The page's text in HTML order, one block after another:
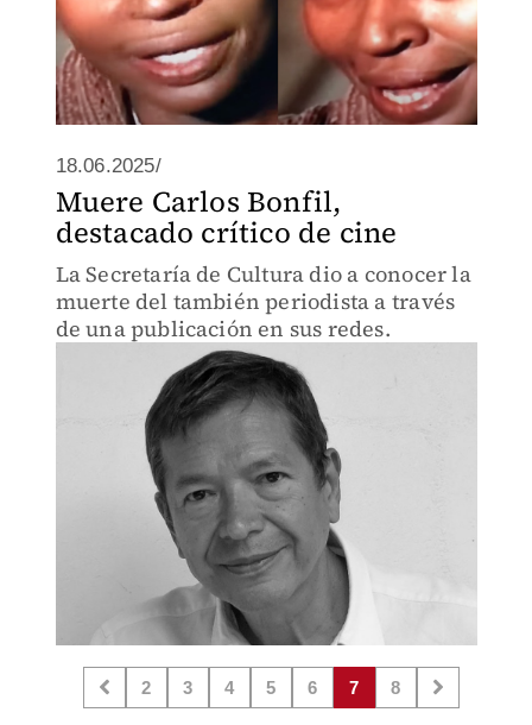
18.06.2025/
Muere Carlos Bonfil,
destacado crítico de cine
La Secretaría de Cultura dio a conocer la
muerte del también periodista a través
de una publicación en sus redes.
2 3 4 5 6 7 8